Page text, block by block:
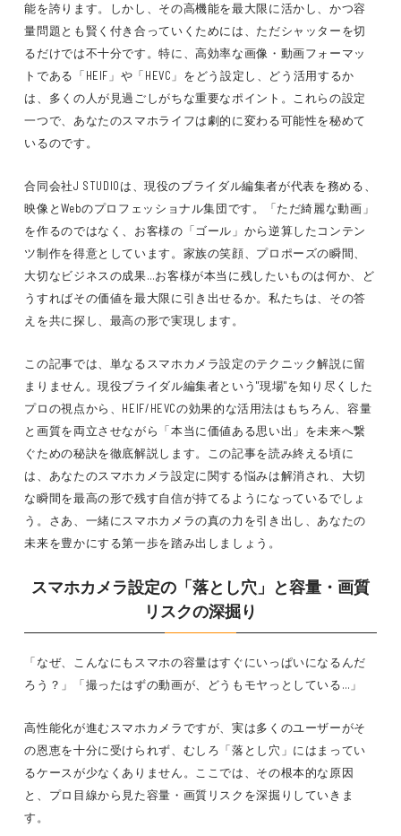
能を誇ります。しかし、その高機能を最大限に活かし、かつ容
量問題とも賢く付き合っていくためには、ただシャッターを切
るだけでは不十分です。特に、高効率な画像・動画フォーマッ
トである「HEIF」や「HEVC」をどう設定し、どう活用するか
は、多くの人が見過ごしがちな重要なポイント。これらの設定
一つで、あなたのスマホライフは劇的に変わる可能性を秘めて
いるのです。
合同会社J STUDIOは、現役のブライダル編集者が代表を務める、
映像とWebのプロフェッショナル集団です。「ただ綺麗な動画」
を作るのではなく、お客様の「ゴール」から逆算したコンテン
ツ制作を得意としています。家族の笑顔、プロポーズの瞬間、
大切なビジネスの成果…お客様が本当に残したいものは何か、ど
うすればその価値を最大限に引き出せるか。私たちは、その答
えを共に探し、最高の形で実現します。
この記事では、単なるスマホカメラ設定のテクニック解説に留
まりません。現役ブライダル編集者という"現場"を知り尽くした
プロの視点から、HEIF/HEVCの効果的な活用法はもちろん、容量
と画質を両立させながら「本当に価値ある思い出」を未来へ繋
ぐための秘訣を徹底解説します。この記事を読み終える頃に
は、あなたのスマホカメラ設定に関する悩みは解消され、大切
な瞬間を最高の形で残す自信が持てるようになっているでしょ
う。さあ、一緒にスマホカメラの真の力を引き出し、あなたの
未来を豊かにする第一歩を踏み出しましょう。
スマホカメラ設定の「落とし穴」と容量・画質
リスクの深掘り
「なぜ、こんなにもスマホの容量はすぐにいっぱいになるんだ
ろう？」「撮ったはずの動画が、どうもモヤっとしている…」
高性能化が進むスマホカメラですが、実は多くのユーザーがそ
の恩恵を十分に受けられず、むしろ「落とし穴」にはまってい
るケースが少なくありません。ここでは、その根本的な原因
と、プロ目線から見た容量・画質リスクを深掘りしていきま
す。